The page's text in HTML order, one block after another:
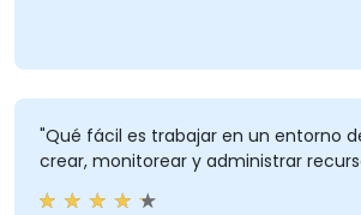
"Qué fácil es trabajar en un entorno
crear, monitorear y administrar